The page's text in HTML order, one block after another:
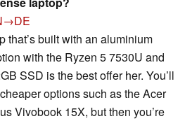
that’s built with an aluminium
with the Ryzen 5 7530U and
SSD is the best offer her. You’ll
options such as the Acer
Vivobook 15X, but then you’re